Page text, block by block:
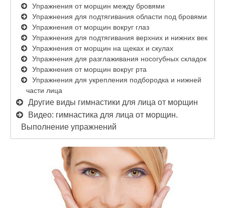
Упражнения от морщин между бровями
Упражнения для подтягивания области под бровями
Упражнения от морщин вокруг глаз
Упражнения для подтягивания верхних и нижних век
Упражнения от морщин на щеках и скулах
Упражнения для разглаживания носогубных складок
Упражнения от морщин вокруг рта
Упражнения для укрепления подбородка и нижней
части лица
Другие виды гимнастики для лица от морщин
Видео: гимнастика для лица от морщин.
Выполнение упражнений